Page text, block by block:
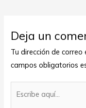
Deja un
Tu dirección de correo
campos obligatorios